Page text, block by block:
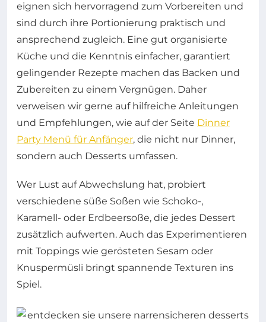
eignen sich hervorragend zum Vorbereiten und
sind durch ihre Portionierung praktisch und
ansprechend zugleich. Eine gut organisierte
Küche und die Kenntnis einfacher, garantiert
gelingender Rezepte machen das Backen und
Zubereiten zu einem Vergnügen. Daher
verweisen wir gerne auf hilfreiche Anleitungen
und Empfehlungen, wie auf der Seite Dinner
Party Menü für Anfänger, die nicht nur Dinner,
sondern auch Desserts umfassen.
Wer Lust auf Abwechslung hat, probiert
verschiedene süße Soßen wie Schoko-,
Karamell- oder Erdbeersoße, die jedes Dessert
zusätzlich aufwerten. Auch das Experimentieren
mit Toppings wie gerösteten Sesam oder
Knuspermüsli bringt spannende Texturen ins
Spiel.